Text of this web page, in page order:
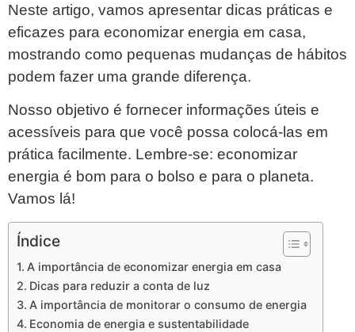
Neste artigo, vamos apresentar dicas práticas e
eficazes para economizar energia em casa,
mostrando como pequenas mudanças de hábitos
podem fazer uma grande diferença.
Nosso objetivo é fornecer informações úteis e
acessíveis para que você possa colocá-las em
prática facilmente. Lembre-se: economizar
energia é bom para o bolso e para o planeta.
Vamos lá!
Índice
A importância de economizar energia em casa
Dicas para reduzir a conta de luz
A importância de monitorar o consumo de energia
Economia de energia e sustentabilidade